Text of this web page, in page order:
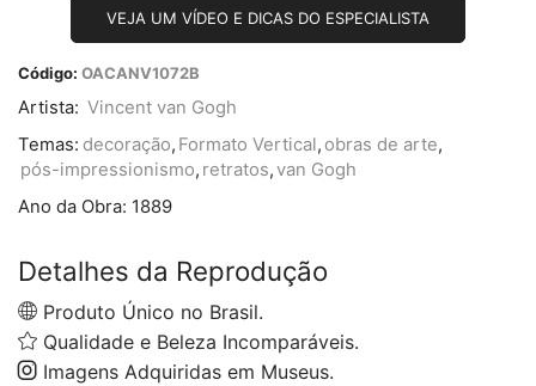
VEJA UM VÍDEO E DICAS DO ESPECIALISTA
Código: OACANV1072B
Artista: Vincent van Gogh
Temas: decoração, Formato Vertical, obras de arte,
pós-impressionismo, retratos,van Gogh
Ano da Obra: 1889
Detalhes da Reprodução
Produto Único no Brasil.
Qualidade e Beleza Incomparáveis.
Imagens Adquiridas em Museus.